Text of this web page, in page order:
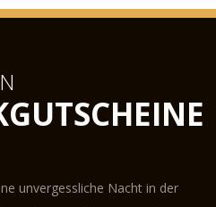
unvergessliche Nacht in der